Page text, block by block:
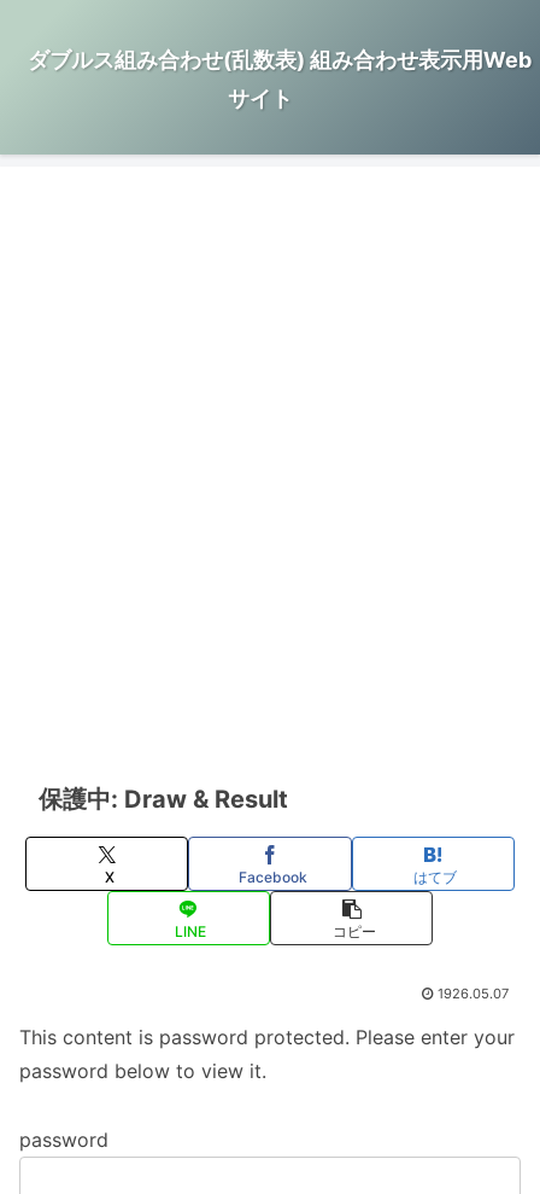
ダブルス組み合わせ(乱数表) 組み合わせ表示用Web
サイト
保護中: Draw & Result
X Facebook はてブ
LINE コピー
1926.05.07
This content is password protected. Please enter your
password below to view it.
password